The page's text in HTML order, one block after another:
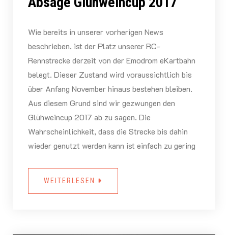
Wie bereits in unserer vorherigen News
beschrieben, ist der Platz unserer RC-
Rennstrecke derzeit von der Emodrom eKartbahn
belegt. Dieser Zustand wird voraussichtlich bis
über Anfang November hinaus bestehen bleiben.
Aus diesem Grund sind wir gezwungen den
Glühweincup 2017 ab zu sagen. Die
Wahrscheinlichkeit, dass die Strecke bis dahin
wieder genutzt werden kann ist einfach zu gering
WEITERLESEN